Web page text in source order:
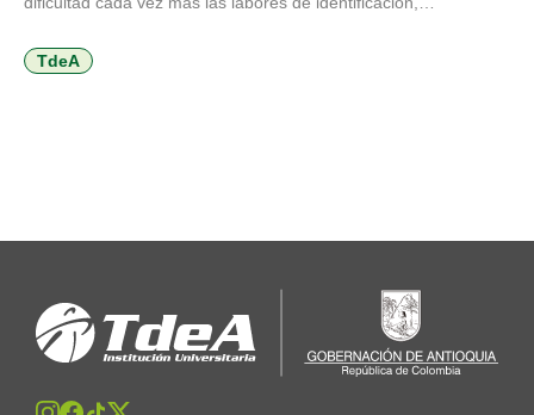
norte del país hermano, el 24 de junio de 2026, […]
TdeA